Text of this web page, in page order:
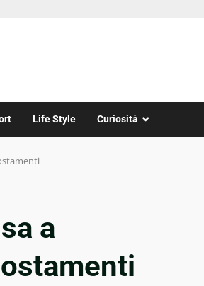
Life Style Curiosità
a